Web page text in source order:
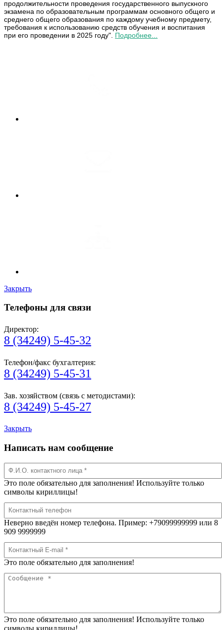
продолжительности проведения государственного выпускного
экзамена по образовательным программам основного общего и
среднего общего образования по каждому учебному предмету,
требования к использованию средств обучения и воспитания
при его проведении в 2025 году". Подробнее...
Закрыть
Телефоны для связи
Директор:
8 (34249) 5-45-32
Телефон/факс бухгалтерия:
8 (34249) 5-45-31
Зав. хозяйством (связь с методистами):
8 (34249) 5-45-27
Закрыть
Написать нам сообщение
Это поле обязательно для заполнения! Используйте только
символы кириллицы!
Неверно введён номер телефона. Пример: +79099999999 или 8
909 9999999
Это поле обязательно для заполнения!
Это поле обязательно для заполнения! Используйте только
символы кириллицы!